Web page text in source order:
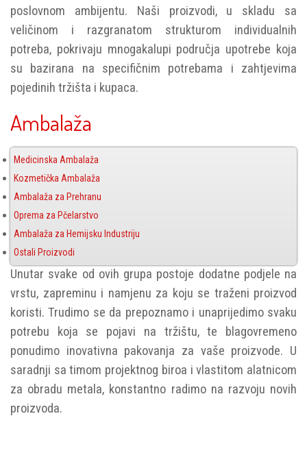
poslovnom ambijentu. Naši proizvodi, u skladu sa
veličinom i razgranatom strukturom individualnih
potreba, pokrivaju mnogakalupi područja upotrebe koja
su bazirana na specifičnim potrebama i zahtjevima
pojedinih tržišta i kupaca.
Ambalaža
Medicinska Ambalaža
Kozmetička Ambalaža
Ambalaža za Prehranu
Oprema za Pčelarstvo
Ambalaža za Hemijsku Industriju
Ostali Proizvodi
Unutar svake od ovih grupa postoje dodatne podjele na
vrstu, zapreminu i namjenu za koju se traženi proizvod
koristi. Trudimo se da prepoznamo i unaprijedimo svaku
potrebu koja se pojavi na tržištu, te blagovremeno
ponudimo inovativna pakovanja za vaše proizvode. U
saradnji sa timom projektnog biroa i vlastitom alatnicom
za obradu metala, konstantno radimo na razvoju novih
proizvoda.